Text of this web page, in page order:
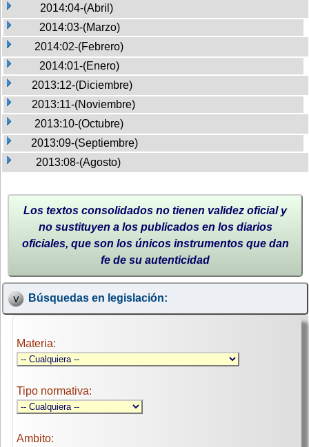
2014:04-(Abril)
2014:03-(Marzo)
2014:02-(Febrero)
2014:01-(Enero)
2013:12-(Diciembre)
2013:11-(Noviembre)
2013:10-(Octubre)
2013:09-(Septiembre)
2013:08-(Agosto)
Los textos consolidados no tienen validez oficial y
no sustituyen a los publicados en los diarios
oficiales, que son los únicos instrumentos que dan
fe de su autenticidad
Búsquedas en legislación:
Materia:
Tipo normativa:
Ambito: